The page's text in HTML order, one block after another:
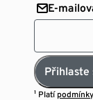
E-
Přihlaste
¹ Platí